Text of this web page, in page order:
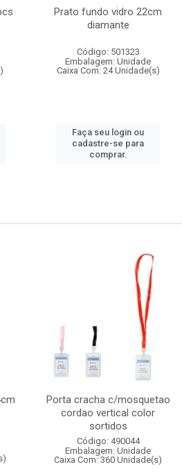
Prato fundo vidro 22cm
diamante
Código: 501323
Embalagem: Unidade
Caixa Com: 24 Unidade(s)
Faça seu login ou
cadastre-se para
comprar.
Porta cracha c/mosquetao
cordao vertical color
sortidos
Código: 490044
Embalagem: Unidade
Caixa Com: 360 Unidade(s)